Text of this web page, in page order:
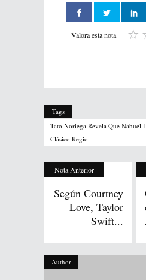
Valora esta nota
Tags
Tato Noriega Revela Que
Clásico Regio.
Nota Anterior
Según Courtney
Love, Taylor
Swift...
Author